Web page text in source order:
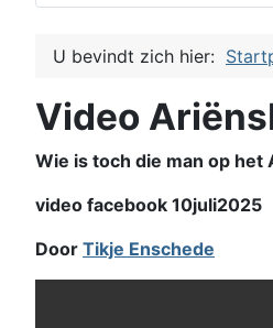
U bevindt zich hier:
Video
Wie is toch die man op het
video facebook 10juli2025
Door Tikje Enschede